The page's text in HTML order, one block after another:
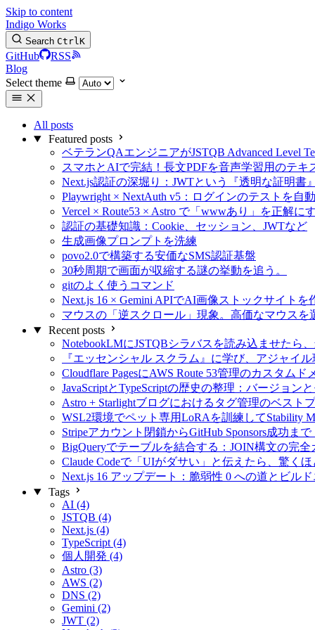
Skip to content
Indigo Works
Search CtrlK
GitHub
RSS
Blog
Select theme
All posts
Featured posts
ベテランQAエンジニアがJSTQB Advanced Level
スマホとAIで完結！長文PDFを音声学習用のテ
Next.js認証の深堀り：JWTという『透明な証明書
Playwright × NextAuth v5：ログインのテストを自
Vercel × Route53 × Astro で「wwwあり」を正解に
認証の基礎知識：Cookie、セッション、JWTなど
生成画像プロンプトを洗練
povo2.0で構築する安価なSMS認証基盤
30秒周期で画面が収縮する謎の挙動を追う。
gitのよく使うコマンド
Next.js 16 × Gemini APIでAI画像ストックサイトを
マウスの「逆スクロール」現象。高価なマウスを
Recent posts
NotebookLMにJSTQBシラバスを読み込ませたら
『エッセンシャル スクラム』に学び、アジャイ
Cloudflare PagesにAWS Route 53管理のカスタム
JavaScriptとTypeScriptの歴史の整理：バージョン
Astro + Starlightブログにおけるタグ管理のベスト
WSL2環境でペット専用LoRAを訓練してStability
Stripeアカウント閉鎖からGitHub Sponsors成功ま
BigQueryでテーブルを結合する：JOIN構文の完全
Claude Codeで「UIがダサい」と伝えたら、驚く
Next.js 16 アップデート：脆弱性 0 への道とビル
Tags
AI (4)
JSTQB (4)
Next.js (4)
TypeScript (4)
個人開発 (4)
Astro (3)
AWS (2)
DNS (2)
Gemini (2)
JWT (2)